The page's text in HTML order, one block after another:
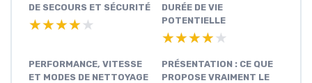
DE SECOURS ET SÉCURITÉ
★★★★★
★★★★★
DURÉE DE VIE
POTENTIELLE
★★★★★
★★★★★
PERFORMANCE, VITESSE
ET MODES DE NETTOYAGE
PRÉSENTATION : CE QUE
PROPOSE VRAIMENT LE